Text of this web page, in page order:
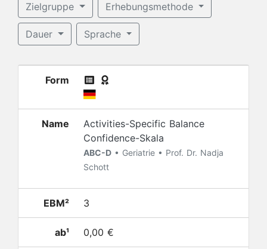
Zielgruppe Erhebungsmethode
Dauer Sprache
Form
Name
Activities-Specific Balance
Confidence-Skala
ABC-D • Geriatrie • Prof. Dr. Nadja
Schott
EBM² 3
ab¹ 0,00 €